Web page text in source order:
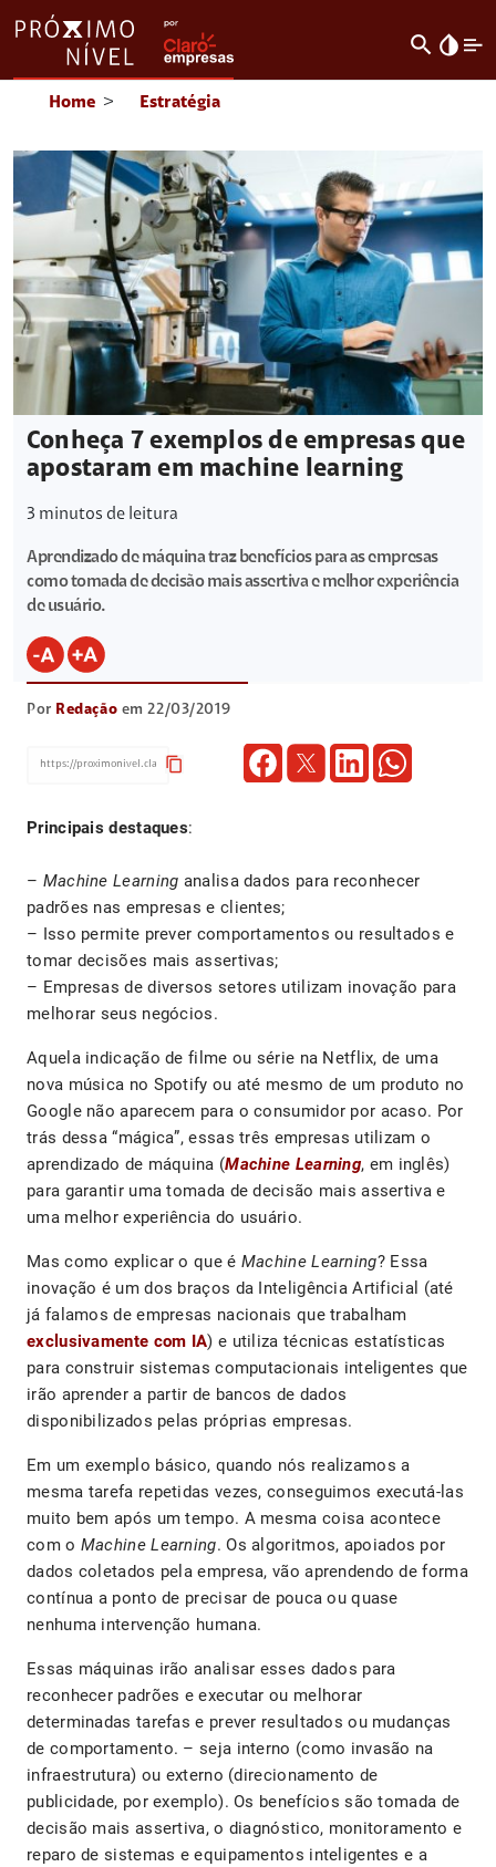
search invert_colors
Home > Estratégia
Conheça 7 exemplos de empresas que
apostaram em machine learning
3 minutos de leitura
Aprendizado de máquina traz benefícios para as empresas
como tomada de decisão mais assertiva e melhor experiência
de usuário.
Por Redação em 22/03/2019
content_copy
Principais destaques:
– Machine Learning analisa dados para reconhecer
padrões nas empresas e clientes;
– Isso permite prever comportamentos ou resultados e
tomar decisões mais assertivas;
– Empresas de diversos setores utilizam inovação para
melhorar seus negócios.
Aquela indicação de filme ou série na Netflix, de uma
nova música no Spotify ou até mesmo de um produto no
Google não aparecem para o consumidor por acaso. Por
trás dessa “mágica”, essas três empresas utilizam o
aprendizado de máquina (Machine Learning, em inglês)
para garantir uma tomada de decisão mais assertiva e
uma melhor experiência do usuário.
Mas como explicar o que é Machine Learning? Essa
inovação é um dos braços da Inteligência Artificial (até
já falamos de empresas nacionais que trabalham
exclusivamente com IA) e utiliza técnicas estatísticas
para construir sistemas computacionais inteligentes que
irão aprender a partir de bancos de dados
disponibilizados pelas próprias empresas.
Em um exemplo básico, quando nós realizamos a
mesma tarefa repetidas vezes, conseguimos executá-las
muito bem após um tempo. A mesma coisa acontece
com o Machine Learning. Os algoritmos, apoiados por
dados coletados pela empresa, vão aprendendo de forma
contínua a ponto de precisar de pouca ou quase
nenhuma intervenção humana.
Essas máquinas irão analisar esses dados para
reconhecer padrões e executar ou melhorar
determinadas tarefas e prever resultados ou mudanças
de comportamento. – seja interno (como invasão na
infraestrutura) ou externo (direcionamento de
publicidade, por exemplo). Os benefícios são tomada de
decisão mais assertiva, o diagnóstico, monitoramento e
reparo de sistemas e equipamentos inteligentes e a